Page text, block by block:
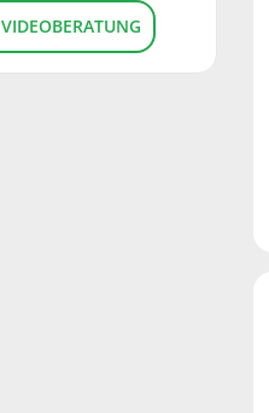
VIDEOBERATUNG